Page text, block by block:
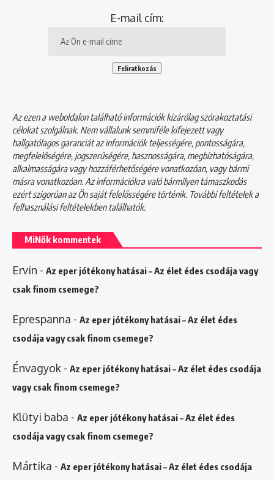
E-mail cím:
Az ezen a weboldalon található információk kizárólag szórakoztatási
célokat szolgálnak. Nem vállalunk semmiféle kifejezett vagy
hallgatólagos garanciát az információk teljességére, pontosságára,
megfelelőségére, jogszerűségére, hasznosságára, megbízhatóságára,
alkalmasságára vagy hozzáférhetőségére vonatkozóan, vagy bármi
másra vonatkozóan. Az információkra való bármilyen támaszkodás
ezért szigorúan az Ön saját felelősségére történik. További feltételek a
felhasználási feltételekbentalálhatók.
MiNők kommentek
Ervin - Az eper jótékony hatásai – Az élet édes csodája vagy
csak finom csemege?
Eprespanna - Az eper jótékony hatásai – Az élet édes
csodája vagy csak finom csemege?
Énvagyok - Az eper jótékony hatásai – Az élet édes csodája
vagy csak finom csemege?
Klütyi baba - Az eper jótékony hatásai – Az élet édes
csodája vagy csak finom csemege?
Mártika - Az eper jótékony hatásai – Az élet édes csodája